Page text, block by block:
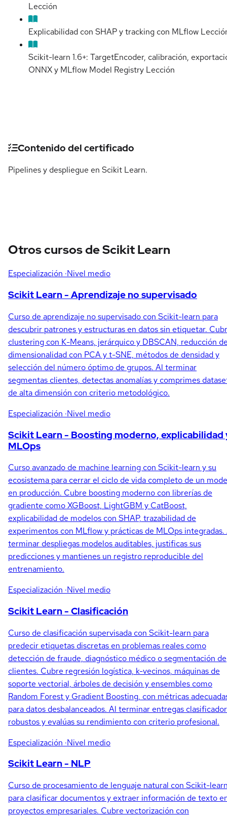
Lección
Explicabilidad con SHAP y tracking con MLflow
Scikit-learn 1.6+: TargetEncoder, calibración,
ONNX y MLflow Model Registry Lección
Detalles del curso
Contenido del certificado
Pipelines y despliegue en Scikit Learn.
Otros cursos de Scikit Learn
Especialización ·Nivel medio
Scikit Learn - Aprendizaje no supervisado
Curso de aprendizaje no supervisado con Scikit-learn para
descubrir patrones y estructuras en datos sin etiquetar.
clustering con K-Means, jerárquico y DBSCAN, reducción
dimensionalidad con PCA y t-SNE, métodos de densidad y
selección del número óptimo de grupos. Al terminar
segmentas clientes, detectas anomalías y comprimes
de alta dimensión con criterio metodológico.
Especialización ·Nivel medio
Scikit Learn - Boosting moderno, explicabilidad
MLOps
Curso avanzado de machine learning con Scikit-learn y su
ecosistema para cerrar el ciclo de vida completo de un
en producción. Cubre boosting moderno con librerías de
gradiente como XGBoost, LightGBM y CatBoost,
explicabilidad de modelos con SHAP, trazabilidad de
experimentos con MLflow y prácticas de MLOps integradas.
terminar despliegas modelos auditables, justificas sus
predicciones y mantienes un registro reproducible del
entrenamiento.
Especialización ·Nivel medio
Scikit Learn - Clasificación
Curso de clasificación supervisada con Scikit-learn para
predecir etiquetas discretas en problemas reales como
detección de fraude, diagnóstico médico o segmentación de
clientes. Cubre regresión logística, k-vecinos, máquinas de
soporte vectorial, árboles de decisión y ensembles como
Random Forest y Gradient Boosting, con métricas
para datos desbalanceados. Al terminar entregas
robustos y evalúas su rendimiento con criterio profesional.
Especialización ·Nivel medio
Scikit Learn - NLP
Curso de procesamiento de lenguaje natural con Scikit-
para clasificar documentos y extraer información de texto
proyectos empresariales. Cubre vectorización con